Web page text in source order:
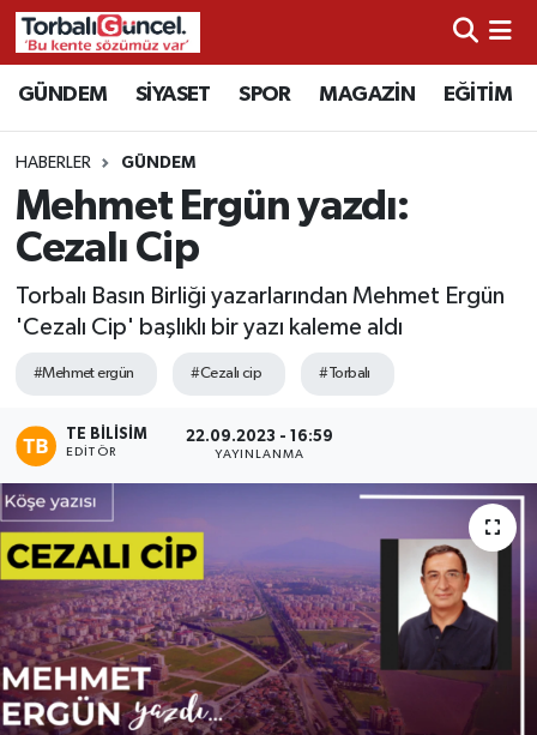
GÜNDEM SİYASET SPOR MAGAZİN EĞİTİM
HABERLER GÜNDEM
Mehmet Ergün yazdı:
Cezalı Cip
Torbalı Basın Birliği yazarlarından Mehmet Ergün
'Cezalı Cip' başlıklı bir yazı kaleme aldı
#Mehmet ergün #Cezalı cip #Torbalı
TE BILISIM
EDITÖR
22.09.2023 - 16:59
YAYINLANMA
İzmir Nöbetçi Eczaneler
İzmir Hava Durumu
İzmir Namaz Vakitleri
İzmir Trafik Yoğunluk Haritası
Süper Lig Puan Durumu ve Fikstür
Son Dakika Haberleri
Haber Arşivi